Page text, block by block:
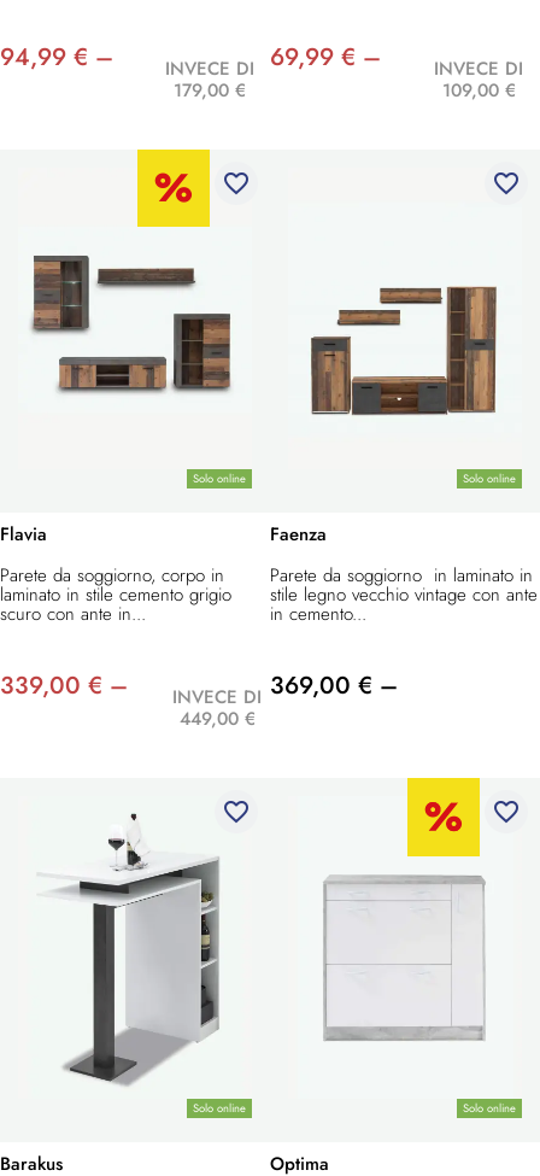
94,99 € –
INVECE DI
179,00 €
69,99 € –
INVECE DI
109,00 €
Solo online
favorite_border
Flavia
Parete da soggiorno, corpo in
laminato in stile cemento grigio
scuro con ante in...
339,00 € –
INVECE DI
449,00 €
Solo online
favorite_border
Faenza
Parete da soggiorno in laminato in
stile legno vecchio vintage con ante
in cemento...
369,00 € –
Solo online
favorite_border
Barakus
Solo online
favorite_border
Optima